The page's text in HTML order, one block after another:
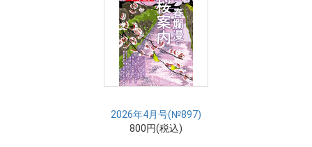
2026年4月号(№897)
800円(税込)